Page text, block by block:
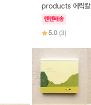
products 에릭칼
텐텐배송
5.0 (3)